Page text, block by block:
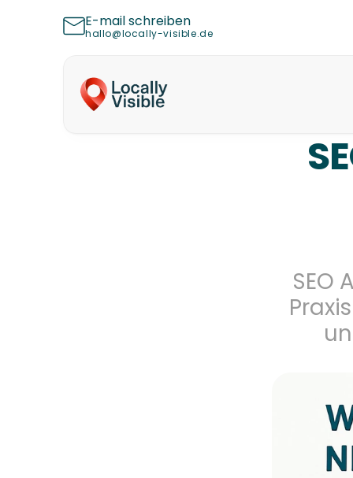
E-mail schreiben
hallo@locally-visible.de
SEO